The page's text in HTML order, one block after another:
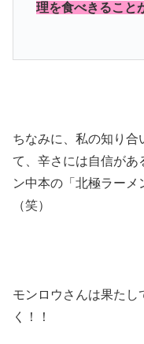
理を食べきること
ちなみに、私の知り合
て、辛さには自信があ
ン中本の「北極ラーメ
（笑）
モンロウさんは果た
く！！